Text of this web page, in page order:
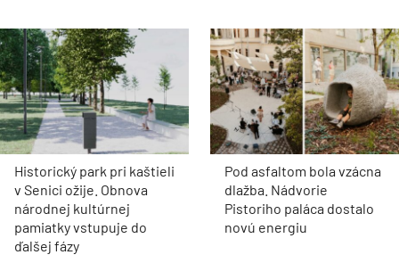
Historický park pri kaštieli
v Senici ožije. Obnova
národnej kultúrnej
pamiatky vstupuje do
ďalšej fázy
Pod asfaltom bola vzácna
dlažba. Nádvorie
Pistoriho paláca dostalo
novú energiu